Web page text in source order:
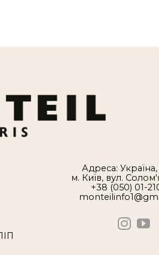
Адреса: Україна,
м. Київ, вул.
+38 (050) 01-